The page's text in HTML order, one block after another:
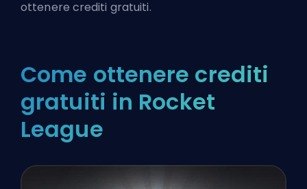
ottenere crediti gratuiti.
Come ottenere crediti
gratuiti in Rocket
League